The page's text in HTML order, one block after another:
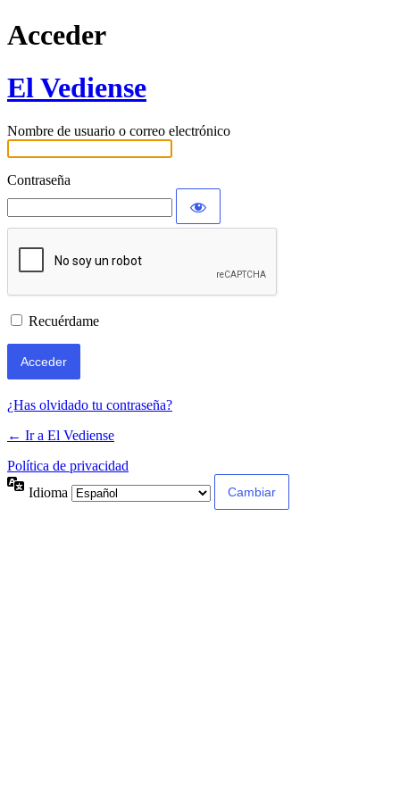
Acceder
El Vediense
Nombre de usuario o correo electrónico
Contraseña
Recuérdame
¿Has olvidado tu contraseña?
← Ir a El Vediense
Política de privacidad
Idioma